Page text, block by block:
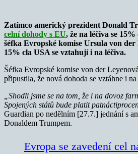
Zatímco americký prezident Donald
celní dohody s EU, že na léčiva se
šéfka Evropské komise Ursula von der
15% cla USA se vztahují i na léčiva.
Šéfka Evropské komise von der
připustila, že nová dohoda se vztáhne i
„Shodli jsme se na tom, že i na dovoz
Spojených států bude platit
Guardian po nedělním [27.7.] jednání s
Donaldem Trumpem.
Evropa se zavedení cel